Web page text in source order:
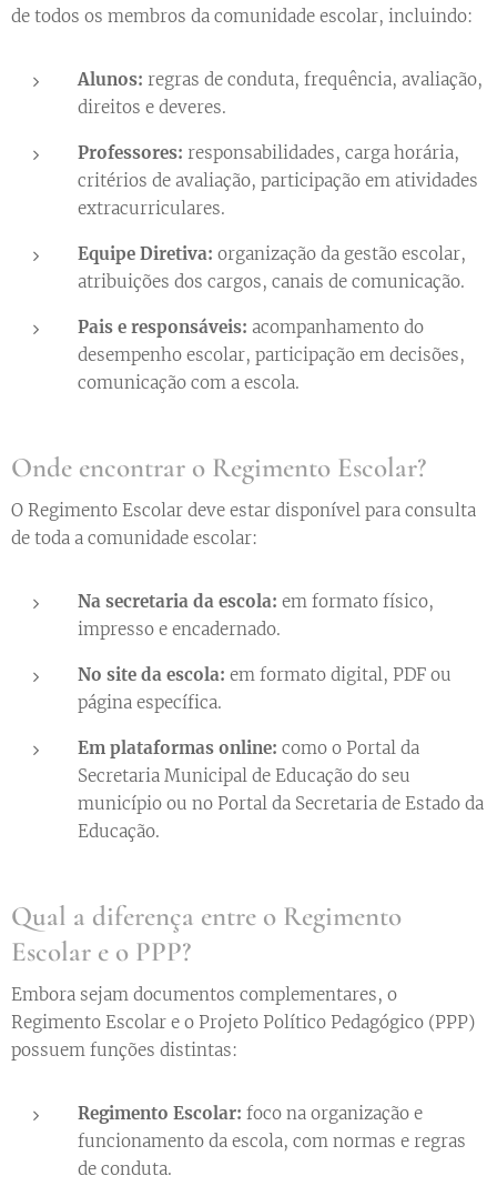
de todos os membros da comunidade escolar, incluindo:
Alunos: regras de conduta, frequência, avaliação,
direitos e deveres.
Professores: responsabilidades, carga horária,
critérios de avaliação, participação em atividades
extracurriculares.
Equipe Diretiva: organização da gestão escolar,
atribuições dos cargos, canais de comunicação.
Pais e responsáveis: acompanhamento do
desempenho escolar, participação em decisões,
comunicação com a escola.
Onde encontrar o Regimento Escolar?
O Regimento Escolar deve estar disponível para consulta
de toda a comunidade escolar:
Na secretaria da escola: em formato físico,
impresso e encadernado.
No site da escola: em formato digital, PDF ou
página específica.
Em plataformas online: como o Portal da
Secretaria Municipal de Educação do seu
município ou no Portal da Secretaria de Estado da
Educação.
Qual a diferença entre o Regimento
Escolar e o PPP?
Embora sejam documentos complementares, o
Regimento Escolar e o Projeto Político Pedagógico (PPP)
possuem funções distintas:
Regimento Escolar: foco na organização e
funcionamento da escola, com normas e regras
de conduta.